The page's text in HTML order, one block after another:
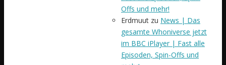
Offs und mehr!
Erdmuut zu News | Das
gesamte Whoniverse jetzt
im BBC iPlayer | Fast alle
Episoden, Spin-Offs und